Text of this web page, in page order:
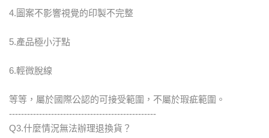
4.圖案不影響視覺的印製不完整
5.產品極小汙點
6.輕微脫線
等等，屬於國際公認的可接受範圍，不屬於瑕疵範圍。
-------------------------------------------------
Q3.什麼情況無法辦理退換貨？